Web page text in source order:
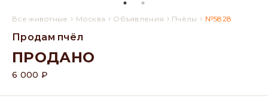
Все животные › Москва › Объявления › Пчёлы › №5828
Продам пчёл
ПРОДАНО
6 000 ₽